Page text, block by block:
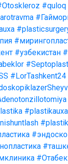
#quloq
#узбекистан
#LorTashkent24
#plastikauxa